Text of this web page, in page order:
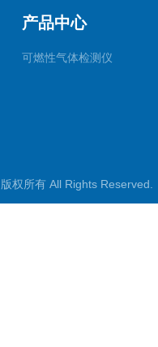
产品中心
可燃性气体检测仪
版权所有 All Rights